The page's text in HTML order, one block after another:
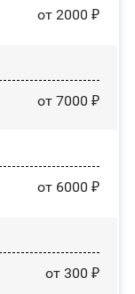
от 2000 ₽
от 7000 ₽
от 6000 ₽
от 300 ₽